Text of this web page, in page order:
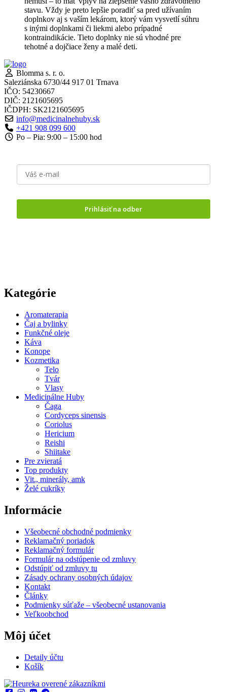
stavu. Vždy je preto lepšie poradiť sa pred užívaním
doplnkov aj s vaším lekárom, ktorý vám vysvetlí súhru
s inými doplnkami či liekmi alebo prípadné
kontraindikácie. Tieto doplnky nie sú vhodné pre
tehotné a dojčiace ženy a malé deti.
Blomma s. r. o.
Saleziánska 6730/44 917 01 Trnava
IČO: 54230667
DIČ: 2121605695
IČDPH: SK2121605695
info@medicinalnehuby.sk
+421 908 099 600
Po – Pia: 9:00 – 15:00 hod
Prihlásiť na odber
Kategórie
Aromaterapia
Čaj a bylinky
Funkčné oleje
Káva
Konope
Kozmetika
Telo
Tvár
Vlasy
Medicinálne Huby
Čaga
Cordyceps sinensis
Coriolus
Hericium
Reishi
Shiitake
Pre zvieratá
Top produkty
Vit., minerály, amk
Želé cukríky
Informácie
Všeobecné obchodné podmienky
Reklamačný poriadok
Reklamačný formulár
Formulár na odstúpenie od zmluvy
Odstúpiť od zmluvy tu
Zásady ochrany osobných údajov
Kontakt
Články
Podmienky súťaže – všeobecné ustanovania
Veľkoobchod
Môj účet
Detaily účtu
Košík